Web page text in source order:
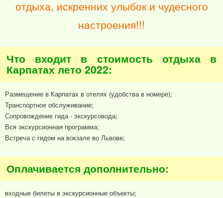
отдыха, искренних улыбок и чудесного
настроения!!!
Что входит в стоимость отдыха в
Карпатах лето 2022:
Размещение в Карпатах в отелях (удобства в номере);
Транспортное обслуживание;
Сопровождение гида - экскурсовода;
Вся экскурсионная программа;
Встреча с гидом на вокзале во Львове;
Оплачивается дополнительно:
входные билеты в экскурсионные объекты;